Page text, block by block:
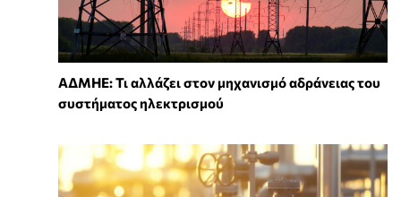
ΑΔΜΗΕ: Τι αλλάζει στον μηχανισμό αδράνειας του
συστήματος ηλεκτρισμού